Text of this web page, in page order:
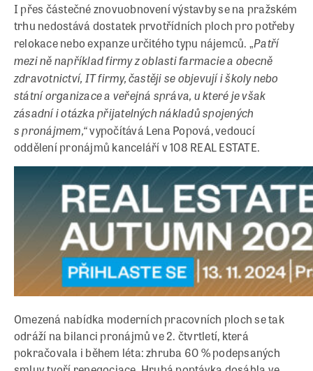
I přes částečné znovuobnovení výstavby se na pražském
trhu nedostává dostatek prvotřídních ploch pro potřeby
relokace nebo expanze určitého typu nájemců. „Patří
mezi ně například firmy z oblasti farmacie a obecně
zdravotnictví, IT firmy, častěji se objevují i školy nebo
státní organizace a veřejná správa, u které je však
zásadní i otázka přijatelných nákladů spojených
s pronájmem,“vypočítává Lena Popová, vedoucí
oddělení pronájmů kanceláří v 108 REAL ESTATE.
Omezená nabídka moderních pracovních ploch se tak
odráží na bilanci pronájmů ve 2. čtvrtletí, která
pokračovala i během léta: zhruba 60 % podepsaných